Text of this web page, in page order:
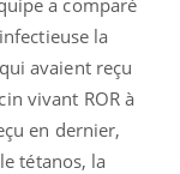
la
avaient reçu
vivant ROR à
en dernier,
tétanos, la